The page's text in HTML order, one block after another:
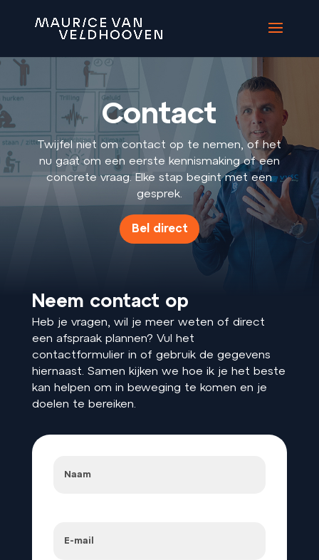
Contact
Twijfel niet om contact op te nemen, of het
nu gaat om een eerste kennismaking of een
concrete vraag. Elke stap begint met een
gesprek.
Bel direct
Neem contact op
Heb je vragen, wil je meer weten of direct
een afspraak plannen? Vul het
contactformulier in of gebruik de gegevens
hiernaast. Samen kijken we hoe ik je het beste
kan helpen om in beweging te komen en je
doelen te bereiken.
mailadres